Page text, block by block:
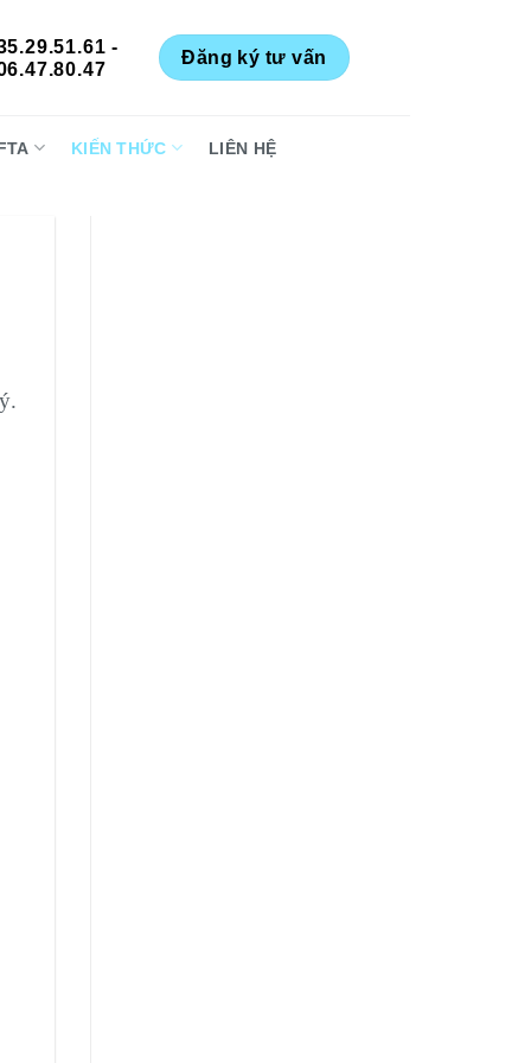
-
Đăng ký tư vấn
KIẾN THỨC LIÊN HỆ